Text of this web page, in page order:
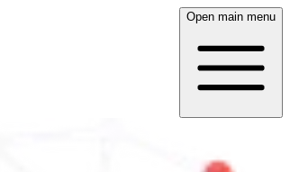
Open main menu